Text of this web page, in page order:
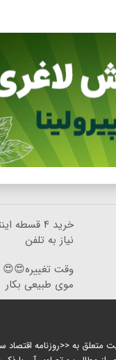
خرید ۴
نیاز به تلفن
موی طبیعی بکار
متعلق به <<روزنامه